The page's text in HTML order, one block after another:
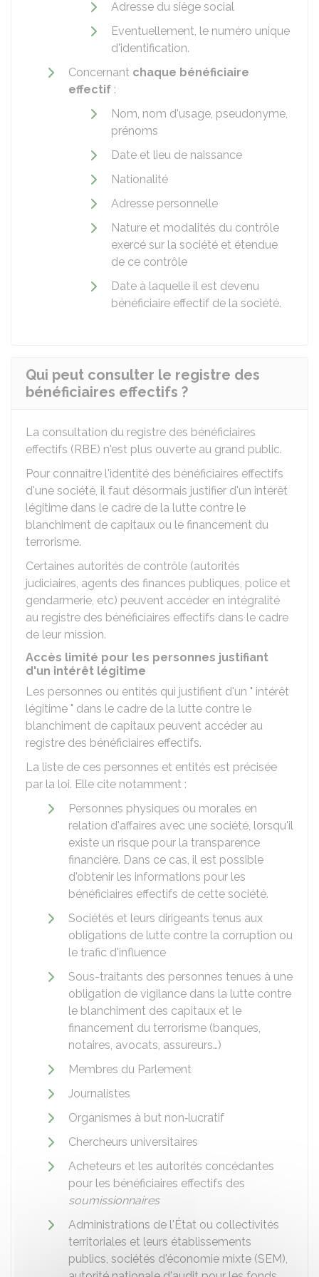
Adresse du siège social
Eventuellement, le numéro unique
d'identification.
Concernant chaque bénéficiaire
effectif :
Nom, nom d'usage, pseudonyme,
prénoms
Date et lieu de naissance
Nationalité
Adresse personnelle
Nature et modalités du contrôle
exercé sur la société et étendue
de ce contrôle
Date à laquelle il est devenu
bénéficiaire effectif de la société.
Qui peut consulter le registre des
bénéficiaires effectifs ?
La consultation du registre des bénéficiaires
effectifs (RBE) n'est plus ouverte au grand public.
Pour connaître l'identité des bénéficiaires effectifs
d'une société, il faut désormais justifier d'un intérêt
légitime dans le cadre de la lutte contre le
blanchiment de capitaux ou le financement du
terrorisme.
Certaines autorités de contrôle (autorités
judiciaires, agents des finances publiques, police et
gendarmerie, etc) peuvent accéder en intégralité
au registre des bénéficiaires effectifs dans le cadre
de leur mission.
Accès limité pour les personnes justifiant
d'un intérêt légitime
Les personnes ou entités qui justifient d'un " intérêt
légitime " dans le cadre de la lutte contre le
blanchiment de capitaux peuvent accéder au
registre des bénéficiaires effectifs.
La liste de ces personnes et entités est précisée
par la loi. Elle cite notamment :
Personnes physiques ou morales en
relation d'affaires avec une société, lorsqu'il
existe un risque pour la transparence
financière. Dans ce cas, il est possible
d'obtenir les informations pour les
bénéficiaires effectifs de cette société.
Sociétés et leurs dirigeants tenus aux
obligations de lutte contre la corruption ou
le trafic d'influence
Sous-traitants des personnes tenues à une
obligation de vigilance dans la lutte contre
le blanchiment des capitaux et le
financement du terrorisme (banques,
notaires, avocats, assureurs…)
Membres du Parlement
Journalistes
Organismes à but non‑lucratif
Chercheurs universitaires
Acheteurs et les autorités concédantes
pour les bénéficiaires effectifs des
soumissionnaires
Administrations de l'État ou collectivités
territoriales et leurs établissements
publics, sociétés d'économie mixte (SEM),